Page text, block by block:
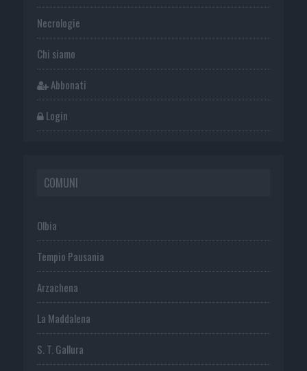
Necrologie
Chi siamo
Abbonati
Login
COMUNI
Olbia
Tempio Pausania
Arzachena
La Maddalena
S. T. Gallura